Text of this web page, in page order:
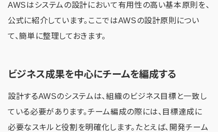
AWSはシステムの設計において有用性の高い基本原則を、
公式に紹介しています。ここではAWSの設計原則につい
て、簡単に整理しておきます。
ビジネス成果を中心にチームを編成する
設計するAWSのシステムは、組織のビジネス目標と一致し
ている必要があります。チーム編成の際には、目標達成に
必要なスキルと役割を明確化します。たとえば、開発チーム